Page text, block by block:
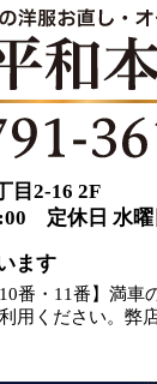
目2-16 2F
定休日 水曜
ます
番・11番】満車
用ください。弊